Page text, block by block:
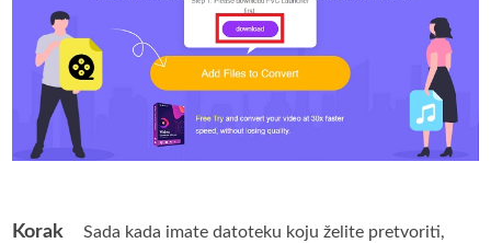
Korak
Sada kada imate datoteku koju želite pretvoriti,